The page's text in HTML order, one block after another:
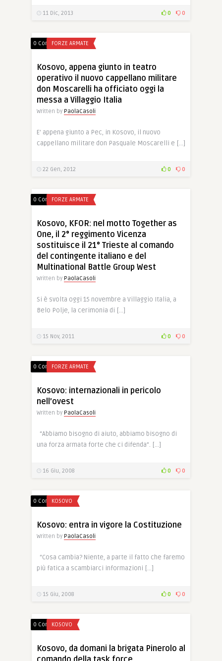
11 Dic, 2013 0 0
0 CommentsFORZE ARMATE
Kosovo, appena giunto in teatro
operativo il nuovo cappellano militare
don Moscarelli ha officiato oggi la
messa a Villaggio Italia
Written by PaolaCasoli
E’ appena giunto a Pec, in Kosovo, il nuovo
cappellano militare don Pasquale Moscarelli e […]
22 Gen, 2012 0 0
0 CommentsFORZE ARMATE
Kosovo, KFOR: nel motto Together as
One, il 2° reggimento Vicenza
sostituisce il 21° Trieste al comando
del contingente italiano e del
Multinational Battle Group West
Written by PaolaCasoli
Si è svolta oggi 15 novembre a Villaggio Italia, a
Belo Polje, la cerimonia di […]
15 Nov, 2011 0 0
0 CommentsFORZE ARMATE
Kosovo: internazionali in pericolo
nell’ovest
Written by PaolaCasoli
“Abbiamo bisogno di aiuto, abbiamo bisogno di
una forza armata forte che ci difenda”. […]
16 Giu, 2008 0 0
0 Comments
KOSOVO
Kosovo: entra in vigore la Costituzione
Written by PaolaCasoli
“Cosa cambia? Niente, a parte il fatto che faremo
più fatica a scambiarci informazioni […]
15 Giu, 2008 0 0
0 Comments
KOSOVO
Kosovo, da domani la brigata Pinerolo al